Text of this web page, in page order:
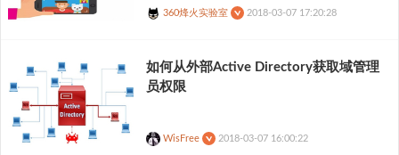
360烽火实验室 2018-03-07 17:20:28
如何从外部Active Directory获取域管理
员权限
WisFree 2018-03-07 16:00:22